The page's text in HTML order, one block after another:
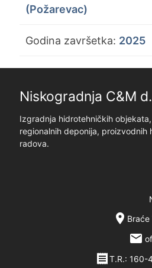
(Požarevac)
Godina završetka: 2025
Niskogradnja C&M
Izgradnja hidrotehničkih
regionalnih deponija, proizvodnih
radova.
location_on Braće
email
receiptT.R.: 160-